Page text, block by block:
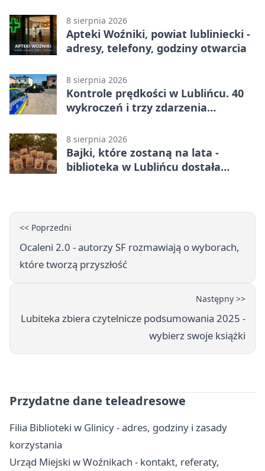
8 sierpnia 2026
Apteki Woźniki, powiat lubliniecki -
adresy, telefony, godziny otwarcia
8 sierpnia 2026
Kontrole prędkości w Lublińcu. 40
wykroczeń i trzy zdarzenia
8 sierpnia 2026
Bajki, które zostaną na lata -
biblioteka w Lublińcu dostała
<< Poprzedni
Ocaleni 2.0 - autorzy SF rozmawiają o wyborach,
które tworzą przyszłość
Następny >>
Lubiteka zbiera czytelnicze podsumowania 2025 -
wybierz swoje książki
Przydatne dane teleadresowe
Filia Biblioteki w Glinicy - adres, godziny i zasady
korzystania
Urząd Miejski w Woźnikach - kontakt, referaty,